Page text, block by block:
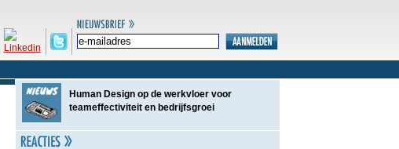
Human Design op de werkvloer voor
teameffectiviteit en bedrijfsgroei